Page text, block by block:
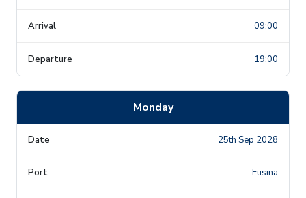
09:00
19:00
Monday
25th Sep 2028
Fusina